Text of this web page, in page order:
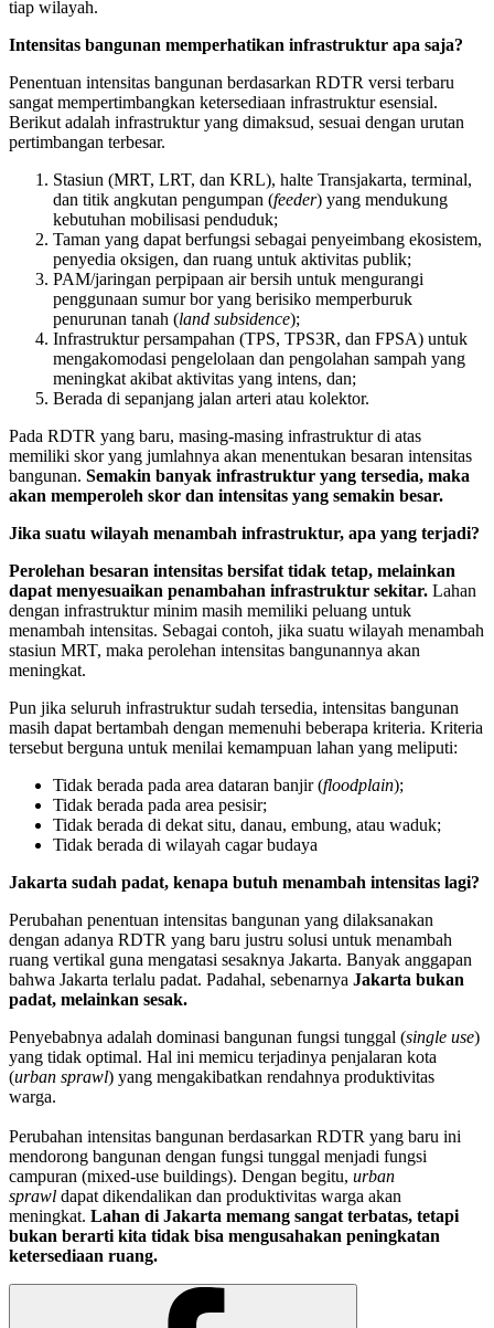
tiap wilayah.
Intensitas bangunan memperhatikan infrastruktur apa saja?
Penentuan intensitas bangunan berdasarkan RDTR versi terbaru
sangat mempertimbangkan ketersediaan infrastruktur esensial.
Berikut adalah infrastruktur yang dimaksud, sesuai dengan urutan
pertimbangan terbesar.
Stasiun (MRT, LRT, dan KRL), halte Transjakarta, terminal,
dan titik angkutan pengumpan (feeder) yang mendukung
kebutuhan mobilisasi penduduk;
Taman yang dapat berfungsi sebagai penyeimbang ekosistem,
penyedia oksigen, dan ruang untuk aktivitas publik;
PAM/jaringan perpipaan air bersih untuk mengurangi
penggunaan sumur bor yang berisiko memperburuk
penurunan tanah (land subsidence);
Infrastruktur persampahan (TPS, TPS3R, dan FPSA) untuk
mengakomodasi pengelolaan dan pengolahan sampah yang
meningkat akibat aktivitas yang intens, dan;
Berada di sepanjang jalan arteri atau kolektor.
Pada RDTR yang baru, masing-masing infrastruktur di atas
memiliki skor yang jumlahnya akan menentukan besaran intensitas
bangunan. Semakin banyak infrastruktur yang tersedia, maka
akan memperoleh skor dan intensitas yang semakin besar.
Jika suatu wilayah menambah infrastruktur, apa yang terjadi?
Perolehan besaran intensitas bersifat tidak tetap, melainkan
dapat menyesuaikan penambahan infrastruktur sekitar. Lahan
dengan infrastruktur minim masih memiliki peluang untuk
menambah intensitas. Sebagai contoh, jika suatu wilayah menambah
stasiun MRT, maka perolehan intensitas bangunannya akan
meningkat.
Pun jika seluruh infrastruktur sudah tersedia, intensitas bangunan
masih dapat bertambah dengan memenuhi beberapa kriteria. Kriteria
tersebut berguna untuk menilai kemampuan lahan yang meliputi:
Tidak berada pada area dataran banjir (floodplain);
Tidak berada pada area pesisir;
Tidak berada di dekat situ, danau, embung, atau waduk;
Tidak berada di wilayah cagar budaya
Jakarta sudah padat, kenapa butuh menambah intensitas lagi?
Perubahan penentuan intensitas bangunan yang dilaksanakan
dengan adanya RDTR yang baru justru solusi untuk menambah
ruang vertikal guna mengatasi sesaknya Jakarta. Banyak anggapan
bahwa Jakarta terlalu padat. Padahal, sebenarnya Jakarta bukan
padat, melainkan sesak.
Penyebabnya adalah dominasi bangunan fungsi tunggal (single use)
yang tidak optimal. Hal ini memicu terjadinya penjalaran kota
(urban sprawl) yang mengakibatkan rendahnya produktivitas
warga.
Perubahan intensitas bangunan berdasarkan RDTR yang baru ini
mendorong bangunan dengan fungsi tunggal menjadi fungsi
campuran (mixed-use buildings). Dengan begitu, urban
sprawl dapat dikendalikan dan produktivitas warga akan
meningkat. Lahan di Jakarta memang sangat terbatas, tetapi
bukan berarti kita tidak bisa mengusahakan peningkatan
ketersediaan ruang.